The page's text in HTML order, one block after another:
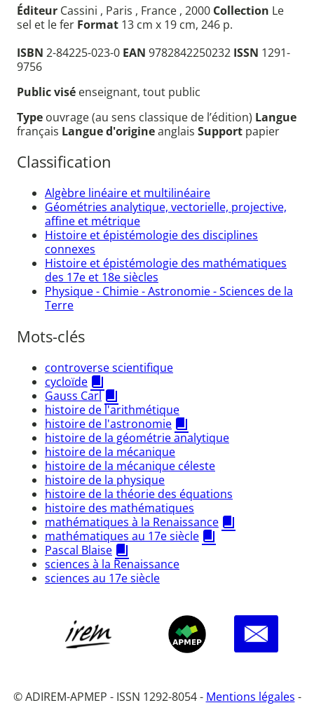
Éditeur Cassini , Paris , France , 2000 Collection Le
sel et le fer Format 13 cm x 19 cm, 246 p.
ISBN 2-84225-023-0 EAN 9782842250232 ISSN 1291-
9756
Public visé enseignant, tout public
Type ouvrage (au sens classique de l’édition) Langue
français Langue d'origineanglais Support papier
Classification
Algèbre linéaire et multilinéaire
Géométries analytique, vectorielle, projective,
affine et métrique
Histoire et épistémologie des disciplines
connexes
Histoire et épistémologie des mathématiques
des 17e et 18e siècles
Physique - Chimie - Astronomie - Sciences de la
Terre
Mots-clés
controverse scientifique
cycloïde
Gauss Carl
histoire de l'arithmétique
histoire de l'astronomie
histoire de la géométrie analytique
histoire de la mécanique
histoire de la mécanique céleste
histoire de la physique
histoire de la théorie des équations
histoire des mathématiques
mathématiques à la Renaissance
mathématiques au 17e siècle
Pascal Blaise
sciences à la Renaissance
sciences au 17e siècle
© ADIREM-APMEP - ISSN 1292-8054 - Mentions légales -